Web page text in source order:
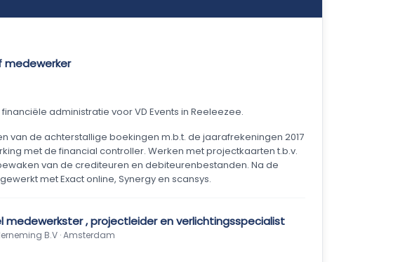
medewerker
administratie voor VD Events in Reeleezee.
van de achterstallige boekingen m.b.t. de jaarafrekeningen 2017
met de financial controller. Werken met projectkaarten t.b.v.
van de crediteuren en debiteurenbestanden. Na de
met Exact online, Synergy en scansys.
, projectleider en verlichtingsspecialist
B.V · Amsterdam